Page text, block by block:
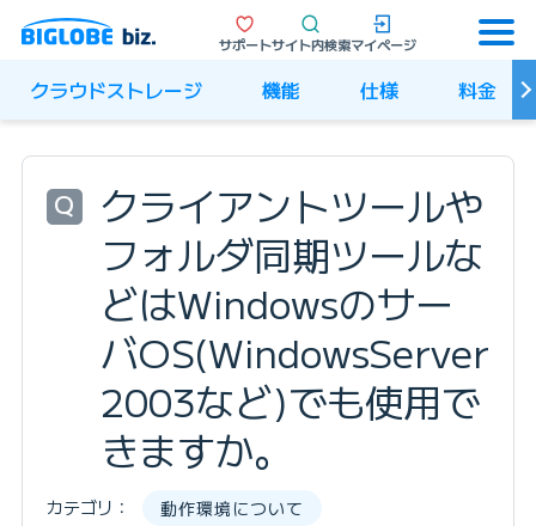
サポートサイト内検索マイページ
クラウドストレージ 機能 仕様 料金
Q
クライアントツールや
フォルダ同期ツールな
どはWindowsのサー
バOS(WindowsServer
2003など)でも使用で
きますか。
カテゴリ： 動作環境について